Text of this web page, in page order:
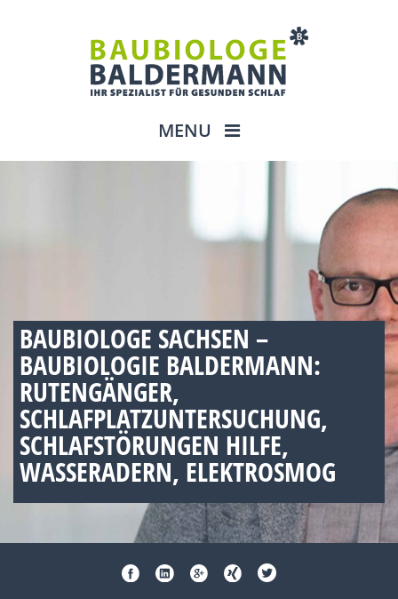
MENU
BAUBIOLOGE SACHSEN –
BAUBIOLOGIE BALDERMANN:
RUTENGÄNGER,
SCHLAFPLATZUNTERSUCHUNG,
SCHLAFSTÖRUNGEN HILFE,
WASSERADERN, ELEKTROSMOG